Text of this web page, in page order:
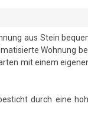
aus Stein
Wohnung
mit einem
durch eine
stilvolle Sessel,